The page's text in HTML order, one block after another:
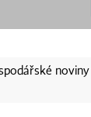
noviny